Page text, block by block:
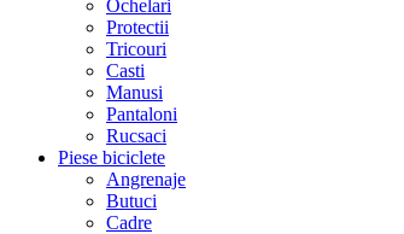
Ochelari
Protectii
Tricouri
Casti
Manusi
Pantaloni
Rucsaci
Piese biciclete
Angrenaje
Butuci
Cadre